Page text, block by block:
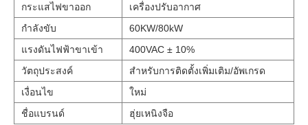
กระแสไฟขาออก
เครื่องปรับอากาศ
กำลังขับ
60KW/80kW
แรงดันไฟฟ้าขาเข้า
400VAC ± 10%
วัตถุประสงค์
สำหรับการติดตั้งเพิ่มเติม/อัพเกรด
เงื่อนไข
ใหม่
ชื่อแบรนด์
ฮุ่ยเหนิงจือ